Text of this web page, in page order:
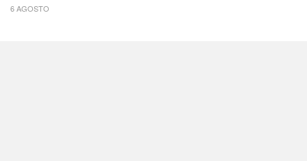
6 AGOSTO